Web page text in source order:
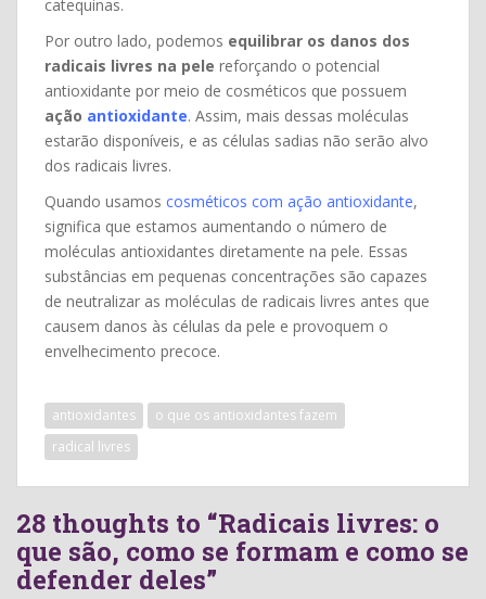
catequinas.
Por outro lado, podemos equilibrar os danos dos
radicais livres na pele reforçando o potencial
antioxidante por meio de cosméticos que possuem
ação antioxidante. Assim, mais dessas moléculas
estarão disponíveis, e as células sadias não serão alvo
dos radicais livres.
Quando usamos cosméticos com ação antioxidante,
significa que estamos aumentando o número de
moléculas antioxidantes diretamente na pele. Essas
substâncias em pequenas concentrações são capazes
de neutralizar as moléculas de radicais livres antes que
causem danos às células da pele e provoquem o
envelhecimento precoce.
antioxidantes
o que os antioxidantes fazem
radical livres
28 thoughts to “Radicais livres: o
que são, como se formam e como se
defender deles”